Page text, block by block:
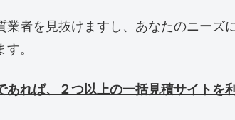
者を見抜けますし、あなたのニーズ
。
れば、２つ以上の一括見積サイトを